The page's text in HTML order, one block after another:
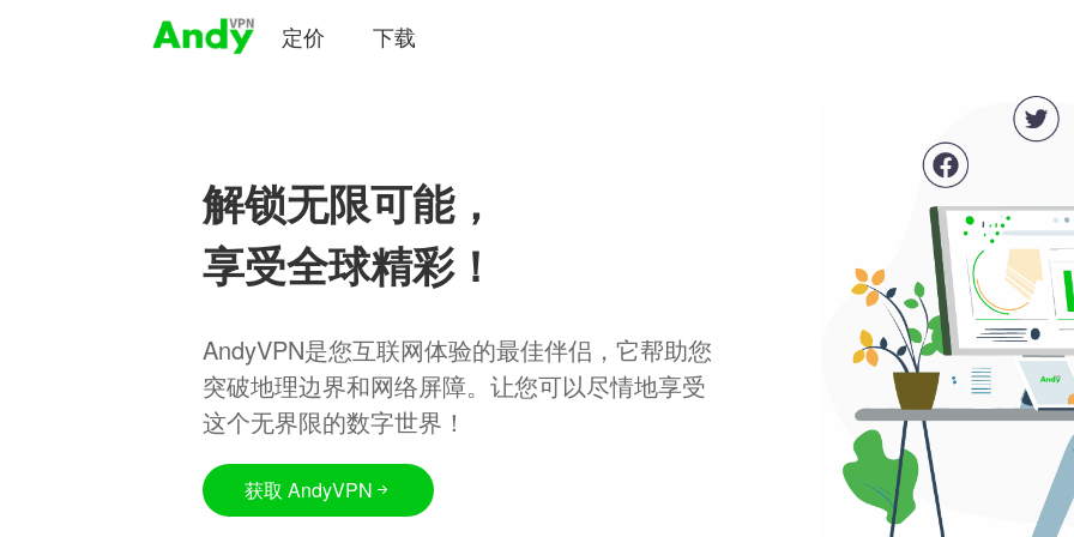
定价 下载
解锁无限可能，
享受全球精彩！
AndyVPN是您互联网体验的最佳伴侣，它帮助您
突破地理边界和网络屏障。让您可以尽情地享受
这个无界限的数字世界！
获取 AndyVPN